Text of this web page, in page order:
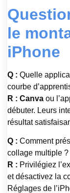
le
iPhone
Q : Quelle
courbe
R : Canva ou
débuter. Leurs
résultat
Q : Comment
collage multiple ?
R : Privilégiez
et désactivez la
Réglages de